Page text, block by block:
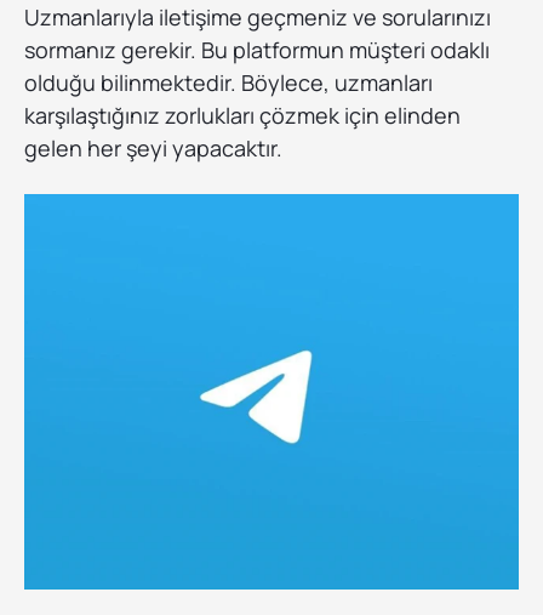
Uzmanlarıyla iletişime geçmeniz ve sorularınızı
sormanız gerekir. Bu platformun müşteri odaklı
olduğu bilinmektedir. Böylece, uzmanları
karşılaştığınız zorlukları çözmek için elinden
gelen her şeyi yapacaktır.